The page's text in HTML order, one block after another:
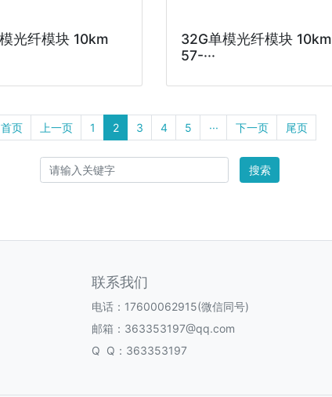
光纤模块 10km
32G单模光纤模块 10km
57-···
首页 上一页 1 2 3 4 5 ··· 下一页 尾页
搜索
联系我们
电话：17600062915(微信同号)
邮箱：363353197@qq.com
Q Q：363353197